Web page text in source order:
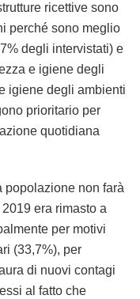
ricettive sono
perché sono meglio
degli intervistati) e
e igiene degli
igiene degli ambienti
prioritario per
quotidiana
popolazione non farà
era rimasto a
per motivi
(33,7%), per
di nuovi contagi
al fatto che